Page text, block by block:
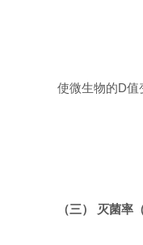
使微生物的D值
（三） 灭菌率